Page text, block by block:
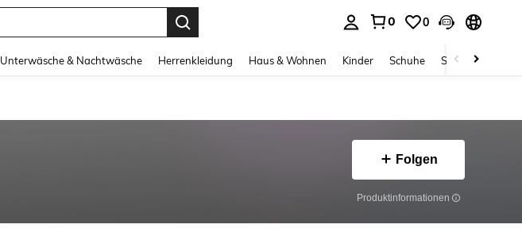
0 0
Unterwäsche & Nachtwäsche Herrenkleidung Haus & Wohnen Kinder Schuhe Schmuck &
Folgen
Produktinformationen